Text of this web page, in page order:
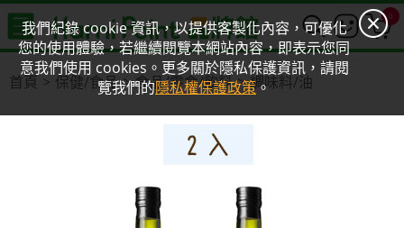
我們紀錄 cookie 資訊，以提供客製化內容，可優化
您的使用體驗，若繼續閱覽本網站內容，即表示您同
意我們使用 cookies。更多關於隱私保護資訊，請閱
覽我們的隱私權保護政策。
0
首頁 保健/食品 食品/零食/飲料 調味料/油